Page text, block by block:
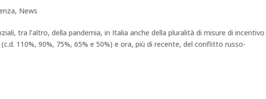
, News
tra l’altro, della pandemia, in Italia anche della pluralità di misure di incentivo
110%, 90%, 75%, 65% e 50%) e ora, più di recente, del conflitto russo-